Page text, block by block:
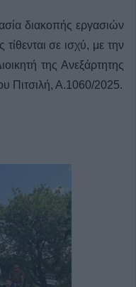
διακοπής εργασιών
τίθενται σε ισχύ, με την
της Ανεξάρτητης
Πιτσιλή, Α.1060/2025.